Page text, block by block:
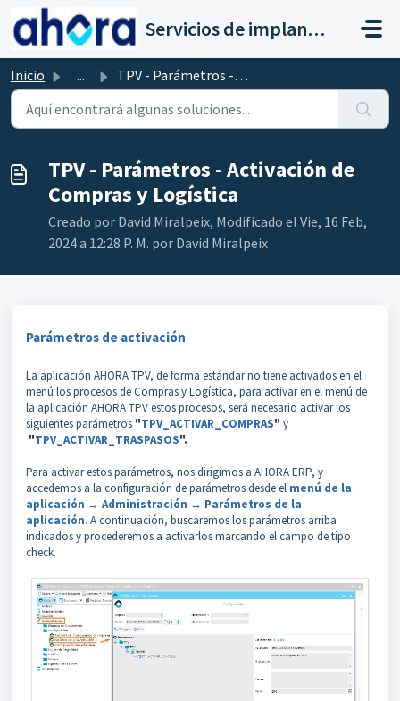
Saltar al contenido principal
Servicios de implantación a clientes de Ahora
Inicio ... TPV - Parámetros - Activación de Compras y Logística
TPV - Parámetros - Activación de
Compras y Logística
Creado por David Miralpeix, Modificado el Vie, 16 Feb,
2024 a 12:28 P. M. por David Miralpeix
Parámetros de activación
La aplicación AHORA TPV, de forma estándar no tiene activados en el
menú los procesos de Compras y Logística, para activar en el menú de
la aplicación AHORA TPV estos procesos, será necesario activar los
siguientes parámetros "TPV_ACTIVAR_COMPRAS" y
"TPV_ACTIVAR_TRASPASOS".
Para activar estos parámetros, nos dirigimos a AHORA ERP, y
accedemos a la configuración de parámetros desde el menú de la
aplicación → Administración → Parámetros de la
aplicación. A continuación, buscaremos los parámetros arriba
indicados y procederemos a activarlos marcando el campo de tipo
check.